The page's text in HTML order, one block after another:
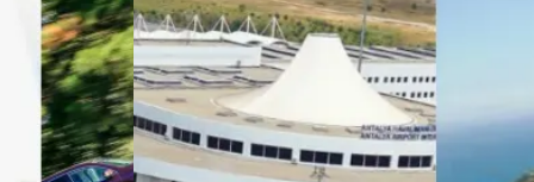
Göz Hastalıkları Kısırlık
Bakım Aksesuar
Sağlık Haberleri Blogroll